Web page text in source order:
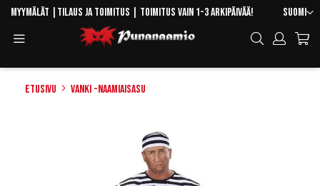
Skip
Content
Kieli
Suomi
Myymälät Tilaus ja toimitus | Toimitus vain 1-3 arkipäivää!
Hae
Etusivu Vanki -naamiaisasu